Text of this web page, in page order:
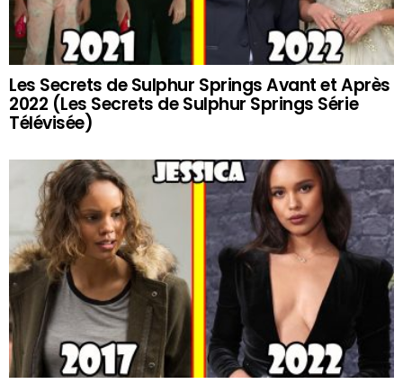
Les Secrets de Sulphur Springs Avant et Après
2022 (Les Secrets de Sulphur Springs Série
Télévisée)